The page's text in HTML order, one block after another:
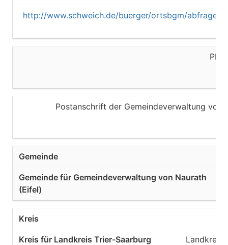
http://www.schweich.de/buerger/ortsbgm/
PLZ
Postanschrift der Gemeindeverwaltung von
Landkreis